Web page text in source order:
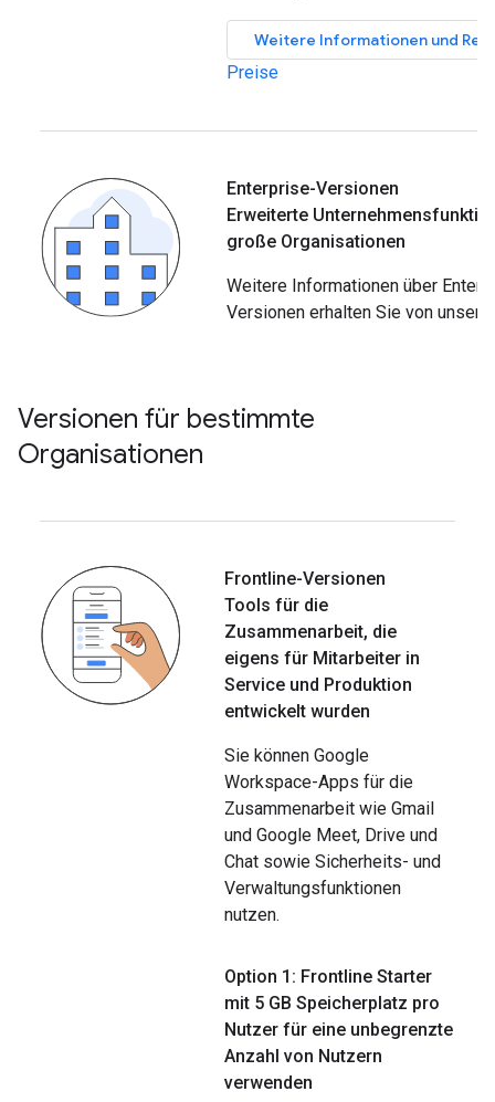
Weitere Informationen und
Preise
Enterprise-Versionen
Erweiterte
große Organisationen
Weitere Informationen über
Versionen erhalten Sie von
Versionen für bestimmte
Organisationen
Frontline-Versionen
Tools für die
Zusammenarbeit, die
eigens für Mitarbeiter in
Service und Produktion
entwickelt wurden
Sie können Google
Workspace-Apps für die
Zusammenarbeit wie Gmail
und Google Meet, Drive und
Chat sowie Sicherheits- und
Verwaltungsfunktionen
nutzen.
Option 1: Frontline Starter
mit 5 GB Speicherplatz pro
Nutzer für eine unbegrenzte
Anzahl von Nutzern
verwenden